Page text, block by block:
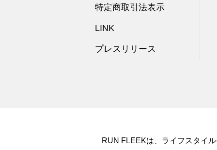
特定商取引法表示
LINK
プレスリリース
RUN FLEEKは、ライフスタイ